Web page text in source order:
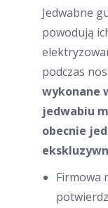
Jedwabne
powodują
podczas
wykonane
jedwabiu
obecnie
Firmowa